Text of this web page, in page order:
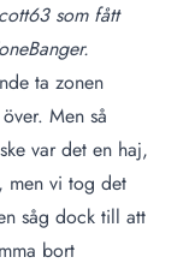
som fått
ta zonen
Men så
var det en haj,
men vi tog det
såg dock till att
bort